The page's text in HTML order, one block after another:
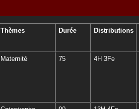
Thèmes Durée Distributions
Maternité 75 4H 3Fe